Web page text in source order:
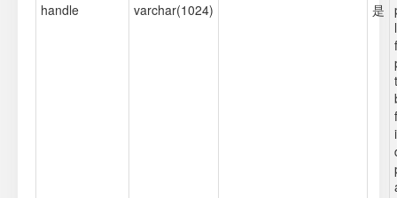
handle varchar(1024) 是